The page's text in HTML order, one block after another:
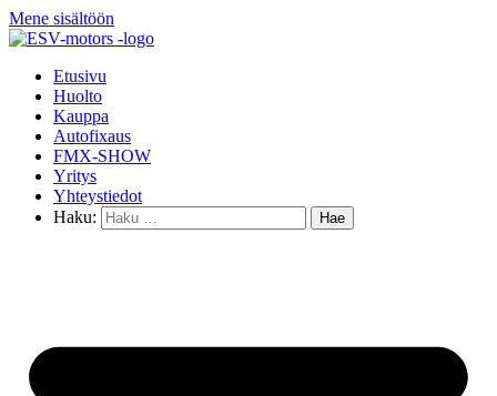
Mene sisältöön
Etusivu
Huolto
Kauppa
Autofixaus
FMX-SHOW
Yritys
Yhteystiedot
Haku: